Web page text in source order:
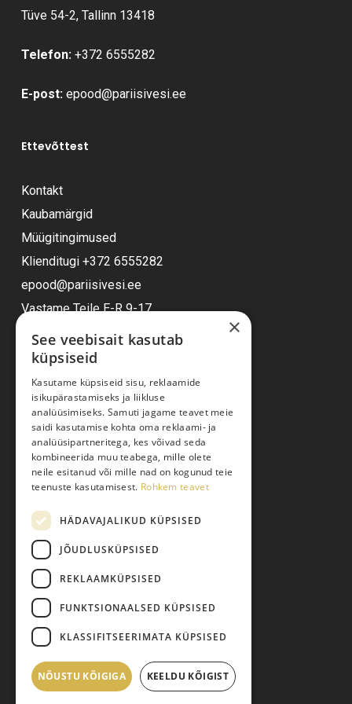
Vahesumma:
Tüve 54-2, Tallinn 13418
Telefon: +372 6555282
E-post: epood@pariisivesi.ee
Ettevõttest
Kontakt
Kaubamärgid
Müügitingimused
Klienditugi +372 6555282
epood@pariisivesi.ee
Vastame Teile E-R 9-17
Ostuabi
Kauba kohaletoimetamine
Toodete tellimine
Maksmine
Järelmaks
Pretensiooni esitamine
Isikuandmete töötlemine
© 2026 Pariisi Vesi.
×
See veebisait kasutab
küpsiseid
Kasutame küpsiseid sisu, reklaamide
isikupärastamiseks ja liikluse
analüüsimiseks. Samuti jagame teavet meie
saidi kasutamise kohta oma reklaami- ja
analüüsipartneritega, kes võivad seda
kombineerida muu teabega, mille olete
neile esitanud või mille nad on kogunud teie
teenuste kasutamisest. Rohkem teavet
HÄDAVAJALIKUD KÜPSISED
JÕUDLUSKÜPSISED
REKLAAMKÜPSISED
FUNKTSIONAALSED KÜPSISED
KLASSIFITSEERIMATA KÜPSISED
NÕUSTU KÕIGIGA KEELDU KÕIGIST